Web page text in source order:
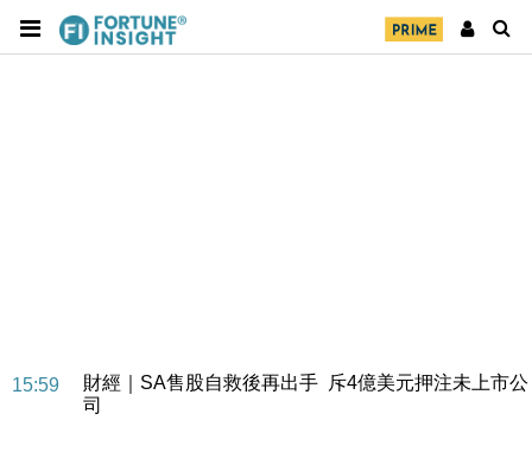
15:59
財經｜SA售股自救後再出手 斥4億美元押注未上市公
司